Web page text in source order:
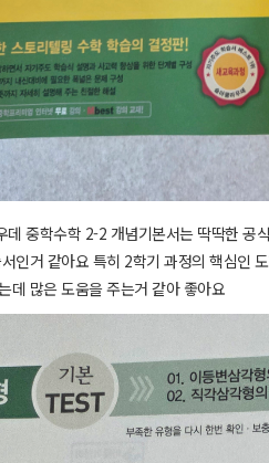
데 중학수학 2-2 개념기본서는 딱딱한
인거 같아요 특히 2학기 과정의 핵심인
데 많은 도움을 주는거 같아 좋아요